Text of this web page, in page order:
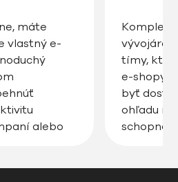
máte
vlastný e-
alebo
tímy,
e-shopy.
byť
ohľadu